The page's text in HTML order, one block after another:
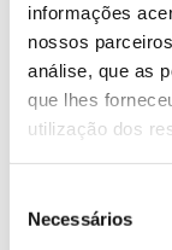
informações
nossos
análise, que as
que lhes
utilização dos
Necessários